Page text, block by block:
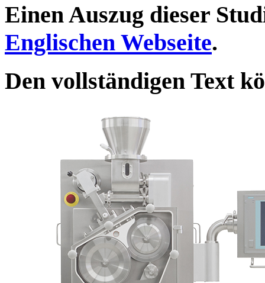
Einen Auszug dieser
Englischen Webseite.
Den vollständigen Text